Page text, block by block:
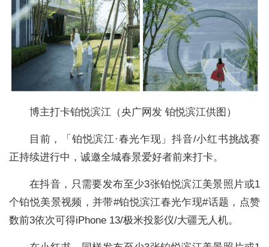
博主打卡铂悦滨江（央广网发 铂悦滨江供图）
目前，「铂悦滨江·春光乍现」抖音/小红书挑战赛
正持续进行中，诚邀全城春景爱好者前来打卡。
在抖音，只需要发布至少3张铂悦滨江美景照片或1
个铂悦美景视频，并带#铂悦滨江春光乍现#话题，点赞
数前3依次可得iPhone 13/极米投影仪/大疆无人机。